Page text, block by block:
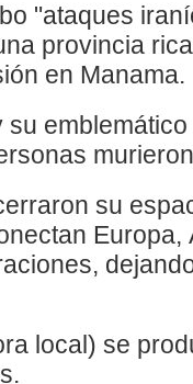
"ataques
provincia
en Manama.
su
Europa,
local) se